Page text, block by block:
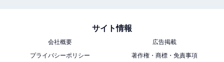
サイト情報
会社概要
広告掲載
プライバシーポリシー
著作権・商標・免責事項